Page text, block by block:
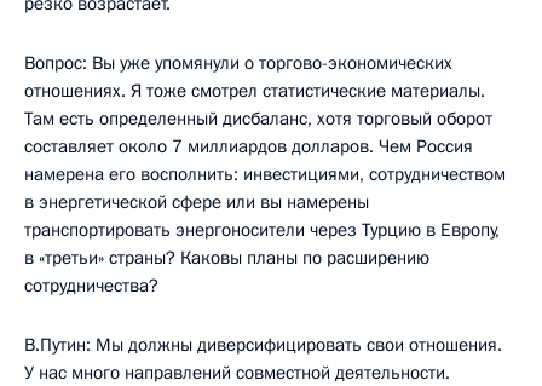
Вопрос: Вы уже упомянули о торгово-экономических
отношениях. Я тоже смотрел статистические материалы.
Там есть определенный дисбаланс, хотя торговый оборот
составляет около 7 миллиардов долларов. Чем Россия
намерена его восполнить: инвестициями, сотрудничеством
в энергетической сфере или вы намерены
транспортировать энергоносители через Турцию в Европу,
в «третьи» страны? Каковы планы по расширению
сотрудничества?
В.Путин: Мы должны диверсифицировать свои отношения.
У нас много направлений совместной деятельности.